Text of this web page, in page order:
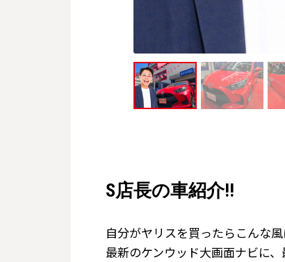
S店長の車紹介!!
自分がヤリスを買ったらこんな
最新のケンウッド大画面ナビに